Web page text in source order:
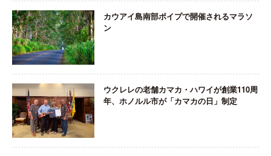
カウアイ島南部ポイプで開催されるマラソ
ン
ウクレレの老舗カマカ・ハワイが創業110周
年、ホノルル市が「カマカの日」制定